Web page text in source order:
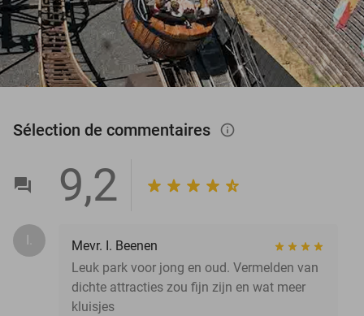
Sélection de commentaires info_outlined
9,2
I.
Mevr. I. Beenen
Leuk park voor jong en oud. Vermelden van
dichte attracties zou fijn zijn en wat meer
kluisjes